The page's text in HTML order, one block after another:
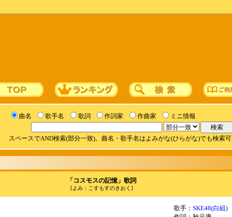
曲名 歌手名 歌詞 作詞家 作曲家 ミニ情報
スペースでAND検索(部分一致)。曲名・歌手名はよみがな(ひらがな)でも検索
「コスモスの記憶」歌詞
[よみ：こすもすのきおく]
歌手： SKE48(白組)